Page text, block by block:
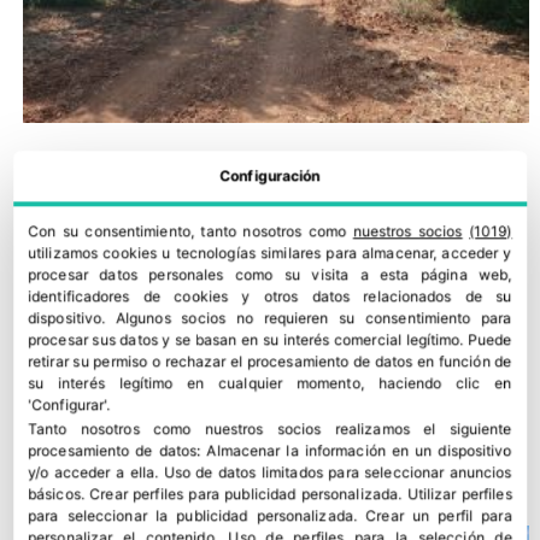
La citricultura chipriota reduce químicos con la gestión
integrada de plagas
28 julio, 2026
Configuración
Con su consentimiento, tanto nosotros como nuestros socios (1019)
utilizamos cookies u tecnologías similares para almacenar, acceder y
procesar datos personales como su visita a esta página web,
identificadores de cookies y otros datos relacionados de su
dispositivo. Algunos socios no requieren su consentimiento para
procesar sus datos y se basan en su interés comercial legítimo. Puede
retirar su permiso o rechazar el procesamiento de datos en función de
su interés legítimo en cualquier momento, haciendo clic en
'Configurar'.
Tanto nosotros como nuestros socios realizamos el siguiente
procesamiento de datos:Almacenar la información en un dispositivo
y/o acceder a ella. Uso de datos limitados para seleccionar anuncios
básicos.Crear perfiles para publicidad personalizada. Utilizar perfiles
para seleccionar la publicidad personalizada.Crear un perfil para